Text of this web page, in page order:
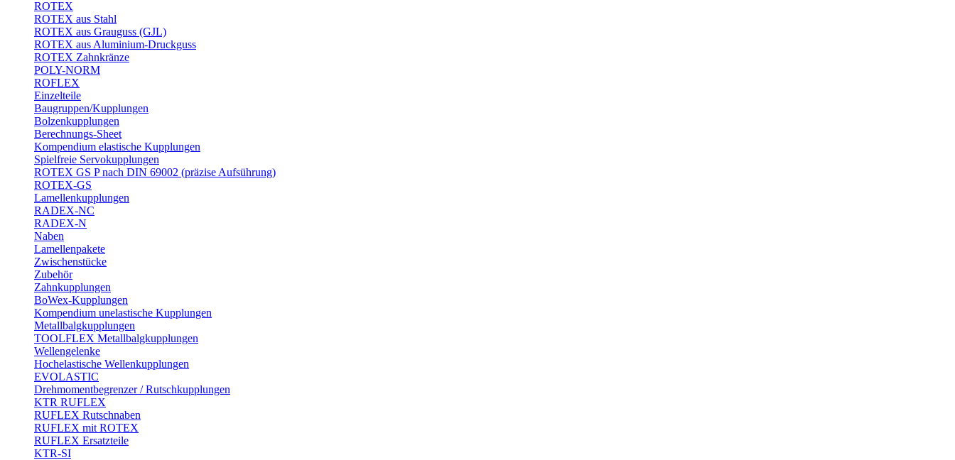
ROTEX
ROTEX aus Stahl
ROTEX aus Grauguss (GJL)
ROTEX aus Aluminium-Druckguss
ROTEX Zahnkränze
POLY-NORM
ROFLEX
Einzelteile
Baugruppen/Kupplungen
Bolzenkupplungen
Berechnungs-Sheet
Kompendium elastische Kupplungen
Spielfreie Servokupplungen
ROTEX GS P nach DIN 69002 (präzise Aufsührung)
ROTEX-GS
Lamellenkupplungen
RADEX-NC
RADEX-N
Naben
Lamellenpakete
Zwischenstücke
Zubehör
Zahnkupplungen
BoWex-Kupplungen
Kompendium unelastische Kupplungen
Metallbalgkupplungen
TOOLFLEX Metallbalgkupplungen
Wellengelenke
Hochelastische Wellenkupplungen
EVOLASTIC
Drehmomentbegrenzer / Rutschkupplungen
KTR RUFLEX
RUFLEX Rutschnaben
RUFLEX mit ROTEX
RUFLEX Ersatzteile
KTR-SI